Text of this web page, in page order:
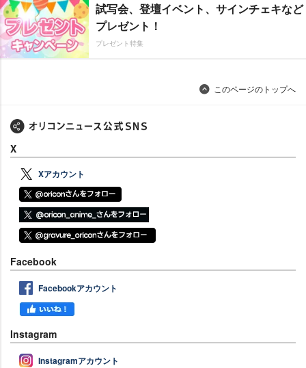
試写会、登壇イベント、サインチェキなど
プレゼント！
プレゼント特集
このページのトップへ
X
Xアカウント
Facebook
Facebookアカウント
Instagram
Instagramアカウント